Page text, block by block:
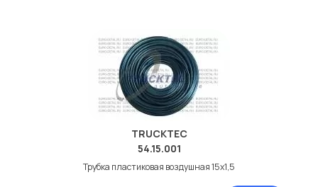
TRUCKTEC
54.15.001
Трубка пластиковая воздушная 15x1,5